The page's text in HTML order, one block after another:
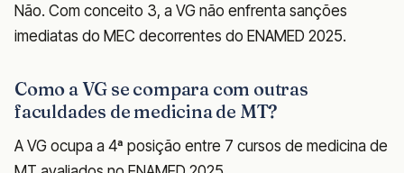
Não. Com conceito 3, a VG não enfrenta sanções
imediatas do MEC decorrentes do ENAMED 2025.
Como a VG se compara com outras
faculdades de medicina de MT?
A VG ocupa a 4ª posição entre 7 cursos de medicina de